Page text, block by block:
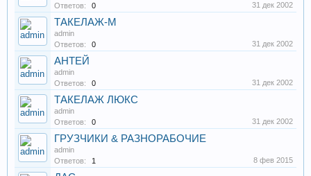
Ответов:
0 31 дек 2002
ТАКЕЛАЖ-М
admin
Ответов:
0 31 дек 2002
АНТЕЙ
admin
Ответов:
0 31 дек 2002
ТАКЕЛАЖ ЛЮКС
admin
Ответов:
0 31 дек 2002
ГРУЗЧИКИ & РАЗНОРАБОЧИЕ
admin
Ответов:
1 8 фев 2015